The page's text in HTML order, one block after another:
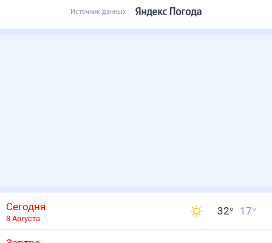
Источник данных
Сегодня
8 Августа
32° 17°